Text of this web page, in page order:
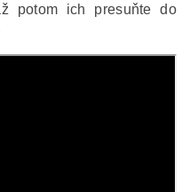
potom ich presuňte do